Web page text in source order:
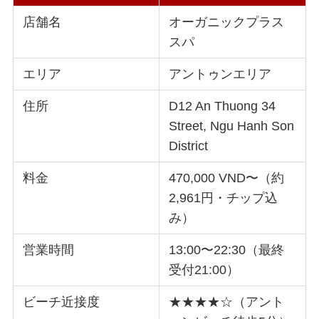
店舗名
オーガニックプラス
スパ
エリア アントゥンエリア
住所
D12 An Thuong 34
Street, Ngu Hanh Son
District
料金
470,000 VND〜（約
2,961円・チップ込
み）
営業時間
13:00〜22:30（最終
受付21:00）
ビーチ近接度
★★★★☆（アント